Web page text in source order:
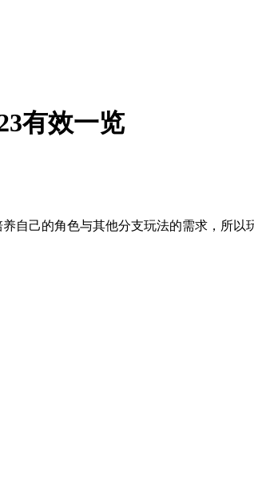
有效一览
己的角色与其他分支玩法的需求，所以